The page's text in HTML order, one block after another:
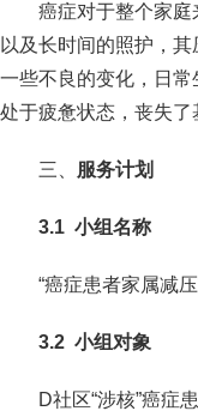
癌症对于整个家
以及长时间的照护，
一些不良的变化，日
处于疲惫状态，丧失
三、 服务计划
3.1 小组名称
“癌症患者家属减
3.2 小组对象
D社区“涉核”癌症